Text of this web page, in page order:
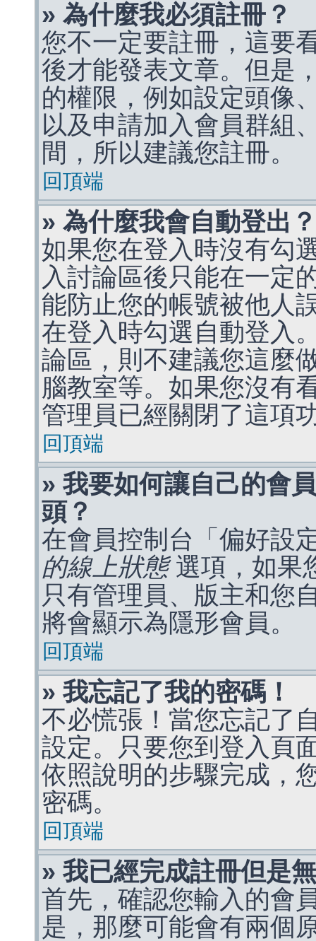
» 為什麼我必須註冊？
您不一定要註冊，這要
後才能發表文章。但是
的權限，例如設定頭像
以及申請加入會員群組
間，所以建議您註冊。
回頂端
» 為什麼我會自動登出？
如果您在登入時沒有勾
入討論區後只能在一定
能防止您的帳號被他人
在登入時勾選自動登入
論區，則不建議您這麼
腦教室等。如果您沒有
管理員已經關閉了這項
回頂端
» 我要如何讓自己的會
頭？
在會員控制台「偏好設
的線上狀態選項，如果
只有管理員、版主和您
將會顯示為隱形會員。
回頂端
» 我忘記了我的密碼！
不必慌張！當您忘記了
設定。只要您到登入頁
依照說明的步驟完成，
密碼。
回頂端
» 我已經完成註冊但是
首先，確認您輸入的會
是，那麼可能會有兩個